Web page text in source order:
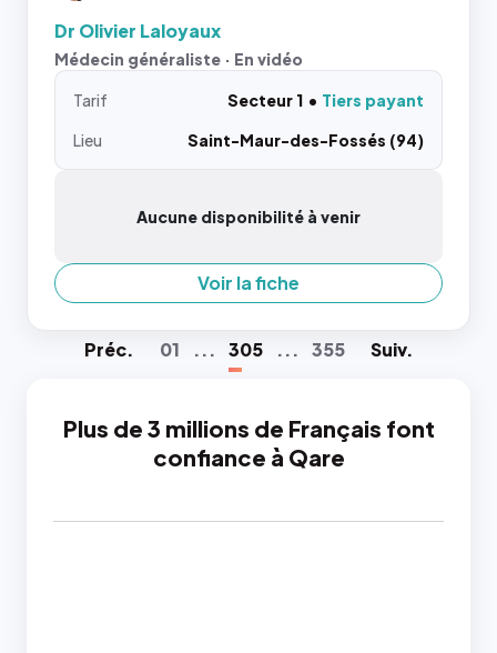
Dr Olivier Laloyaux
Médecin généraliste · En vidéo
Tarif Secteur 1
Tiers payant
Lieu
Saint-Maur-des-Fossés (94)
Aucune disponibilité à venir
Voir la fiche
Préc. 01 ... 305 ... 355 Suiv.
Plus de 3 millions de Français font
confiance à Qare